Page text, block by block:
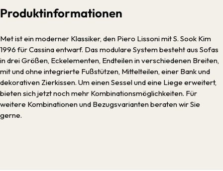
Produktinformationen
Met ist ein moderner Klassiker, den Piero Lissoni mit S. Sook Kim
1996 für Cassina entwarf. Das modulare System besteht aus Sofas
in drei Größen, Eckelementen, Endteilen in verschiedenen Breiten,
mit und ohne integrierte Fußstützen, Mittelteilen, einer Bank und
dekorativen Zierkissen. Um einen Sessel und eine Liege erweitert,
bieten sich jetzt noch mehr Kombinationsmöglichkeiten. Für
weitere Kombinationen und Bezugsvarianten beraten wir Sie
gerne.